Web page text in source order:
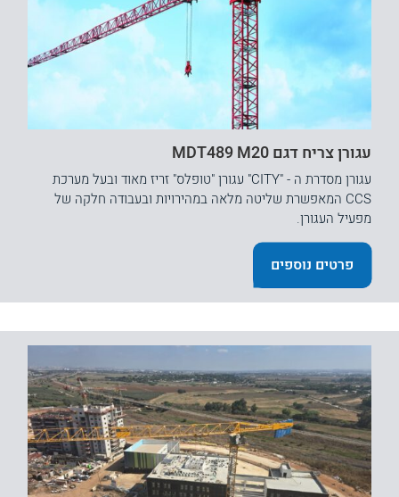
עגורן צריח דגם MDT489 M20
עגורן מסדרת ה - "CITY" עגורן "טופלס" זריז מאוד ובעל מערכת
CCS המאפשרת שליטה מלאה במהירויות ובעבודה חלקה של
מפעיל העגורן.
פרטים נוספים